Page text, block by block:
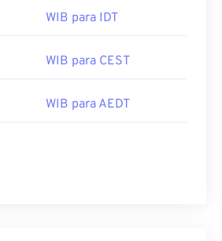
WIB para IDT
WIB para CEST
WIB para AEDT